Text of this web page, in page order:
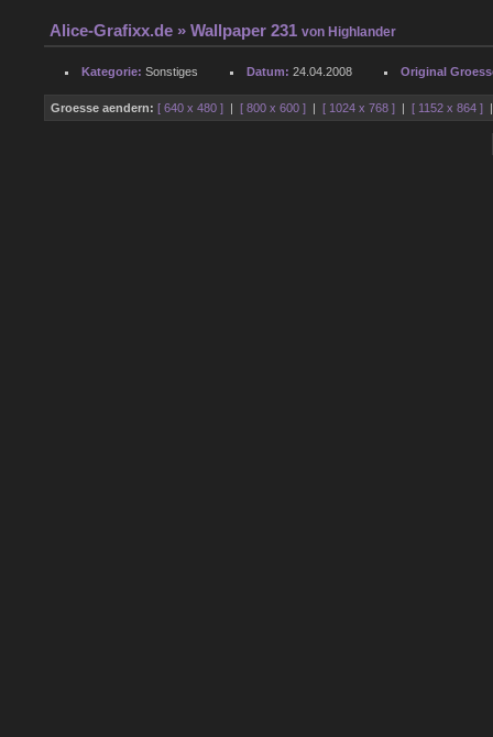
Alice-Grafixx.de » Wallpaper 231von Highlander
Kategorie: Sonstiges Datum: 24.04.2008 Original
Groesse aendern: [ 640 x 480 ] |[ 800 x 600 ] |[ 1024 x 768 ] |[ 1152 x 864 ]